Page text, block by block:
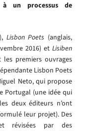
un processus de
, Lisbon Poets (anglais,
2016)et Lisiben
les premiers ouvrages
Lisbon Poets
Neto, qui propose
Portugal (une idée qui
deux éditeurs n’ont
leur projet). Des
et révisées par des